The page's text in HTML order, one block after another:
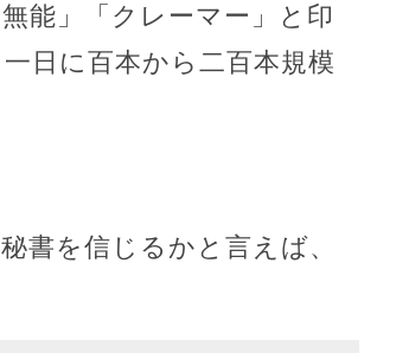
能」「クレーマー」と印
日に百本から二百本規模
書を信じるかと言えば、